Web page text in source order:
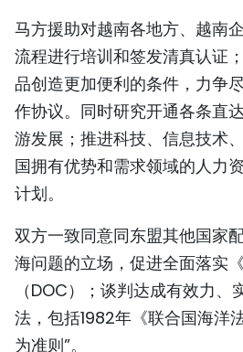
马方援助对越南各地方、越南
流程进行培训和签发清真认证
品创造更加便利的条件，力争
作协议。同时研究开通各条直
游发展；推进科技、信息技术
国拥有优势和需求领域的人力
计划。
双方一致同意同东盟其他国家
海问题的立场，促进全面落实
（DOC）；谈判达成有效力、
法，包括1982年《联合国海洋
为准则”。